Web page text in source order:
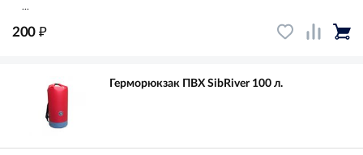
...
200 ₽
Герморюкзак ПВХ SibRiver 100 л.